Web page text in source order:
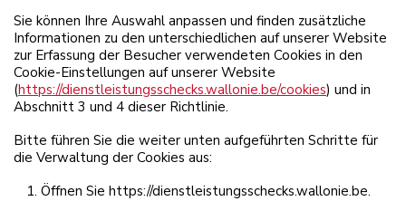
Sie können Ihre Auswahl anpassen und finden zusätzliche
Informationen zu den unterschiedlichen auf unserer Website
zur Erfassung der Besucher verwendeten Cookies in den
Cookie-Einstellungen auf unserer Website
(https://dienstleistungsschecks.wallonie.be/cookies) und in
Abschnitt 3 und 4 dieser Richtlinie.
Bitte führen Sie die weiter unten aufgeführten Schritte für
die Verwaltung der Cookies aus:
Öffnen Sie https://dienstleistungsschecks.wallonie.be.